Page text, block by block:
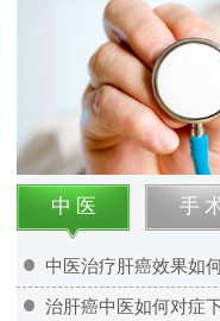
中 医 手
中医治疗肝癌效果如
治肝癌中医如何对症